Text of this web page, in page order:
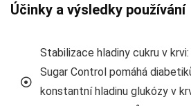
Účinky a výsledky používání
Stabilizace hladiny cukru v
Sugar Control pomáhá
konstantní hladinu glukózy v